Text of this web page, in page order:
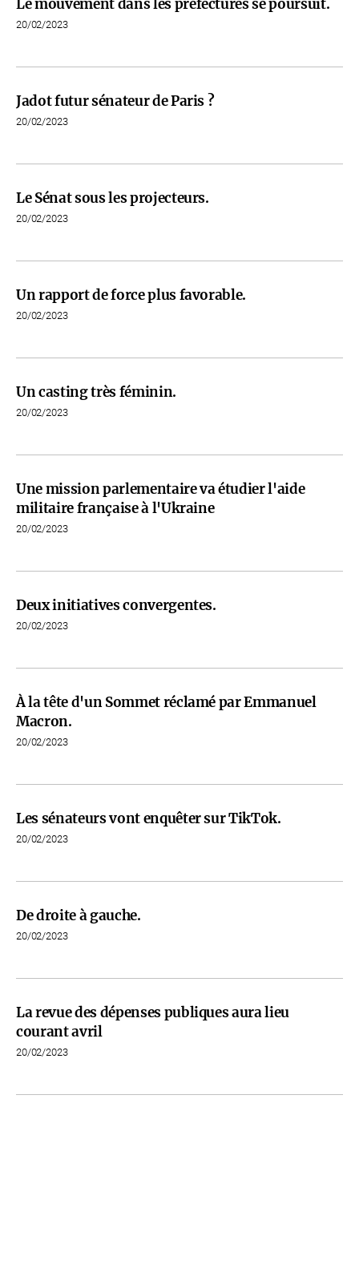
Le mouvement dans les préfectures se poursuit.
20/02/2023
Jadot futur sénateur de Paris ?
20/02/2023
Le Sénat sous les projecteurs.
20/02/2023
Un rapport de force plus favorable.
20/02/2023
Un casting très féminin.
20/02/2023
Une mission parlementaire va étudier l'aide
militaire française à l'Ukraine
20/02/2023
Deux initiatives convergentes.
20/02/2023
À la tête d'un Sommet réclamé par Emmanuel
Macron.
20/02/2023
Les sénateurs vont enquêter sur TikTok.
20/02/2023
De droite à gauche.
20/02/2023
La revue des dépenses publiques aura lieu
courant avril
20/02/2023